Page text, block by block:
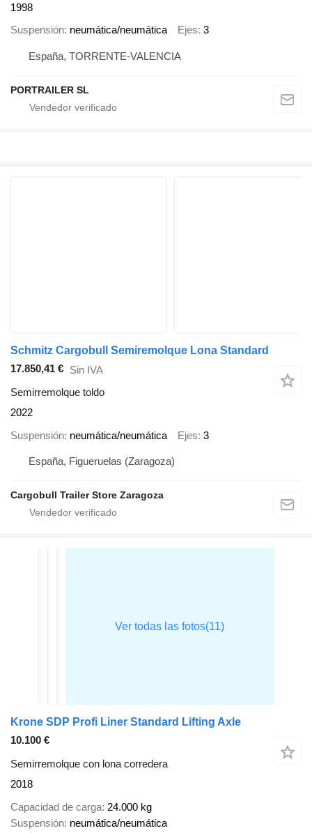
1998
Suspensión neumática/neumática Ejes 3
España, TORRENTE-VALENCIA
PORTRAILER SL
Schmitz Cargobull Semiremolque Lona Standard
17.850,41 € Sin IVA
Semirremolque toldo
2022
Suspensión neumática/neumática Ejes 3
España, Figueruelas (Zaragoza)
Cargobull Trailer Store Zaragoza
Krone SDP Profi Liner Standard Lifting Axle
10.100 €
Semirremolque con lona corredera
2018
Capacidad de carga 24.000 kg
Suspensión neumática/neumática